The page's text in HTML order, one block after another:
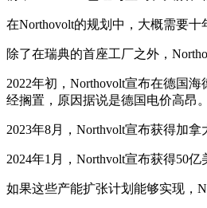
在Northovolt的规划中，大概需要
除了在瑞典的首座工厂之外，
2022年初，Northovolt宣布在德国
经搁置，原因据说是德国电价高昂。
2023年8月，Northvolt宣布获得加
2024年1月，Northvolt宣布获得50
如果这些产能扩张计划能够实现，